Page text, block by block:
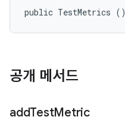
public TestMetrics ()
공개 메서드
addTestMetric